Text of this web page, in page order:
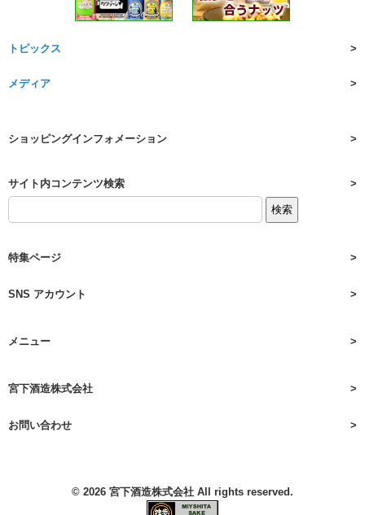
トピックス
メディア
ショッピングインフォメーション
サイト内コンテンツ検索
特集ページ
SNS アカウント
メニュー
宮下酒造株式会社
お問い合わせ
© 2026 宮下酒造株式会社 All rights reserved.